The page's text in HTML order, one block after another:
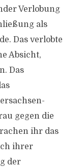
Verlobung
als
Das verlobte
Absicht,
Das
gegen die
ihr das
ihrer
der